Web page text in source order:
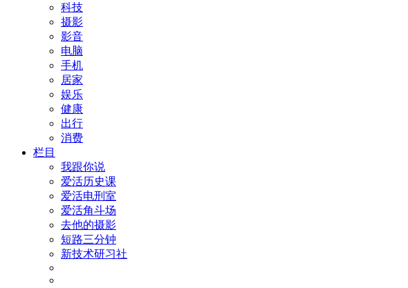
科技
摄影
影音
电脑
手机
居家
娱乐
健康
出行
消费
栏目
我跟你说
爱活历史课
爱活电刑室
爱活角斗场
去他的摄影
短路三分钟
新技术研习社